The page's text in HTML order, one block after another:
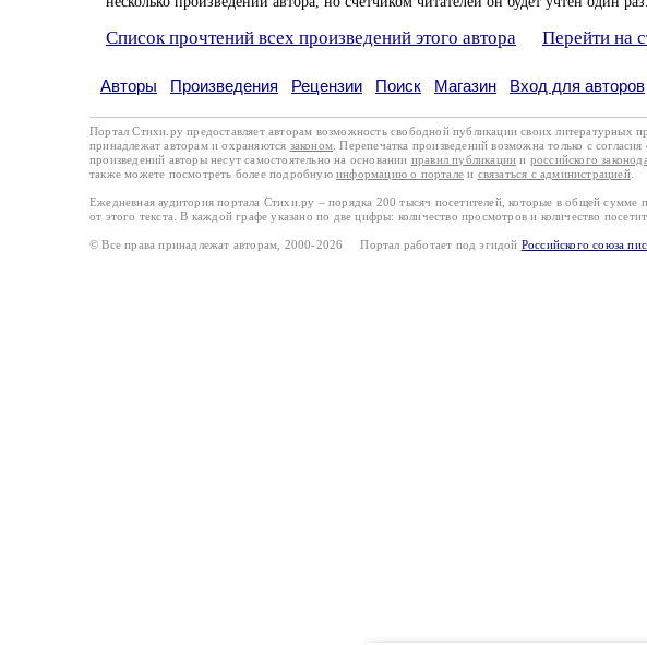
Список прочтений всех произведений этого автора Перейти на
Авторы Произведения Рецензии Поиск Магазин Вход для авторов
Портал Стихи.ру предоставляет авторам возможность свободной публикации своих литературных
принадлежат авторам и охраняются законом . Перепечатка произведений возможна только с
произведений авторы несут самостоятельно на основании правил публикации и российского
также можете посмотреть более подробную информацию о портале и связаться с администрацией.
Ежедневная аудитория портала Стихи.ру – порядка 200 тысяч посетителей, которые в общей
от этого текста. В каждой графе указано по две цифры: количество просмотров и количество
© Все права принадлежат авторам, 2000-2026 Портал работает под эгидой Российского союза